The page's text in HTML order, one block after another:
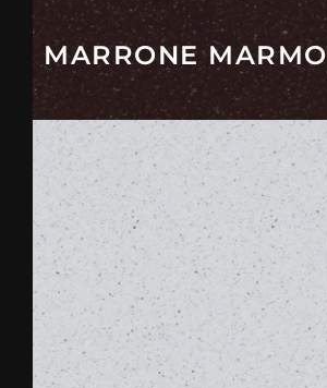
MARRONE MARMO